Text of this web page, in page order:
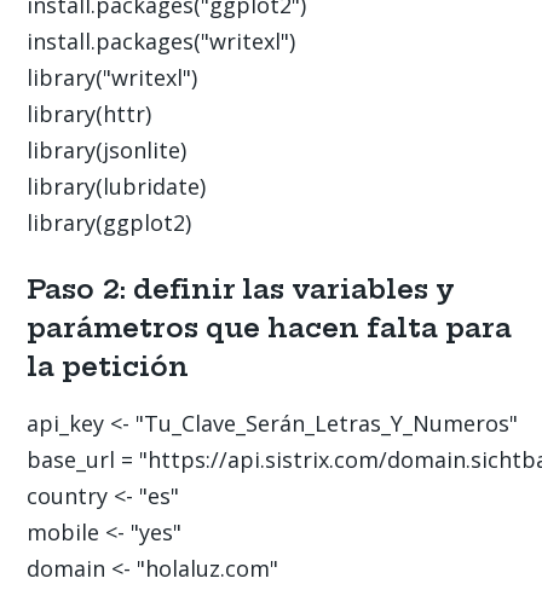
install.packages("writexl")
library("writexl")
library(httr)
library(jsonlite)
library(lubridate)
library(ggplot2)
Paso 2: definir las variables y
parámetros que hacen falta para
la petición
api_key <- "Tu_Clave_Serán_Letras_Y_Numeros"
base_url = "https://api.sistrix.com/
country <- "es"
mobile <- "yes"
domain <- "holaluz.com"